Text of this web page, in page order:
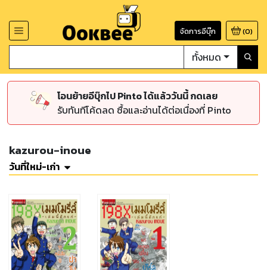
จัดการอีบุ๊ก (0)
ทั้งหมด
โอนย้ายอีบุ๊กไป Pinto ได้แล้ววันนี้ กดเลย
รับทันทีโค้ดลด ซื้อและอ่านได้ต่อเนื่องที่ Pinto
kazurou-inoue
วันที่ใหม่-เก่า